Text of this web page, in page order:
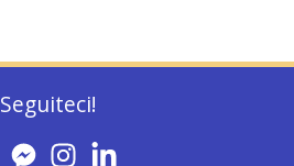
Seguiteci!